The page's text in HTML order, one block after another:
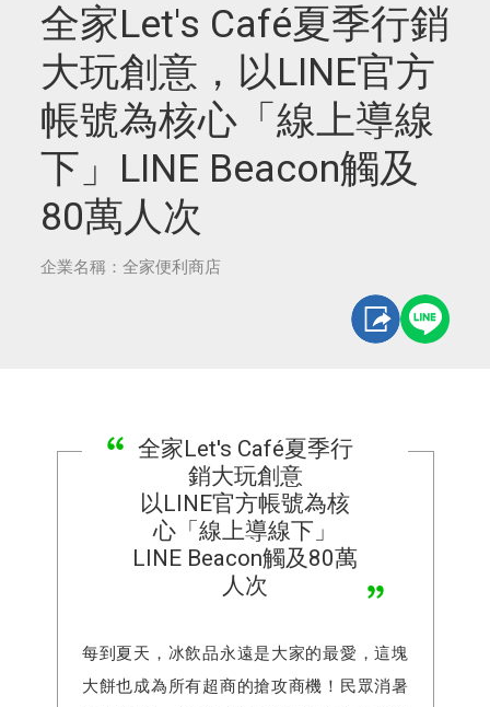
全家Let's Café夏季行銷
大玩創意，以LINE官方
帳號為核心「線上導線
下」LINE Beacon觸及
80萬人次
企業名稱：全家便利商店
全家Let's Café夏季行
銷大玩創意
以LINE官方帳號為核
心「線上導線下」
LINE Beacon觸及80萬
人次
每到夏天，冰飲品永遠是大家的最愛，這塊
大餅也成為所有超商的搶攻商機！民眾消暑